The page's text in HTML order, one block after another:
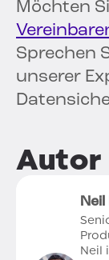
Möchten
Sprechen
unserer
Autor
Neil
Neil